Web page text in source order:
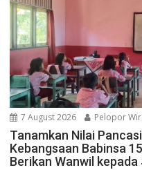
7 August 2026 Pelopor
Tanamkan Nilai
Kebangsaan Babinsa
Berikan Wanwil kepada